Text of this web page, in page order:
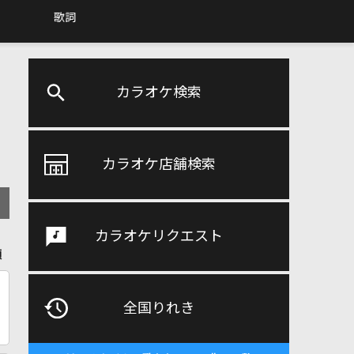
歌詞
カラオケ検索
カラオケ店舗検索
カラオケリクエスト
全国りれき